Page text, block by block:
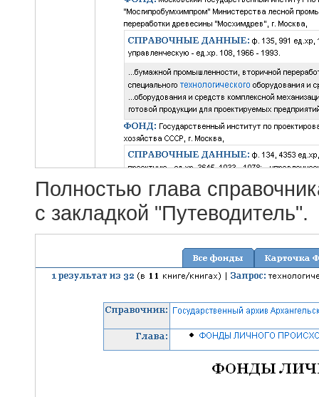
Полностью глава
с закладкой "Путеводитель".